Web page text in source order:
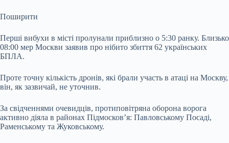
Поширити
Перші вибухи в місті пролунали приблизно о 5:30 ранку. Близько
08:00 мер Москви заявив про нібито збиття 62 українських
БПЛА.
Проте точну кількість дронів, які брали участь в атаці на Москву,
він, як зазвичай, не уточнив.
За свідченнями очевидців, протиповітряна оборона ворога
активно діяла в районах Підмосков’я: Павловському Посаді,
Раменському та Жуковському.